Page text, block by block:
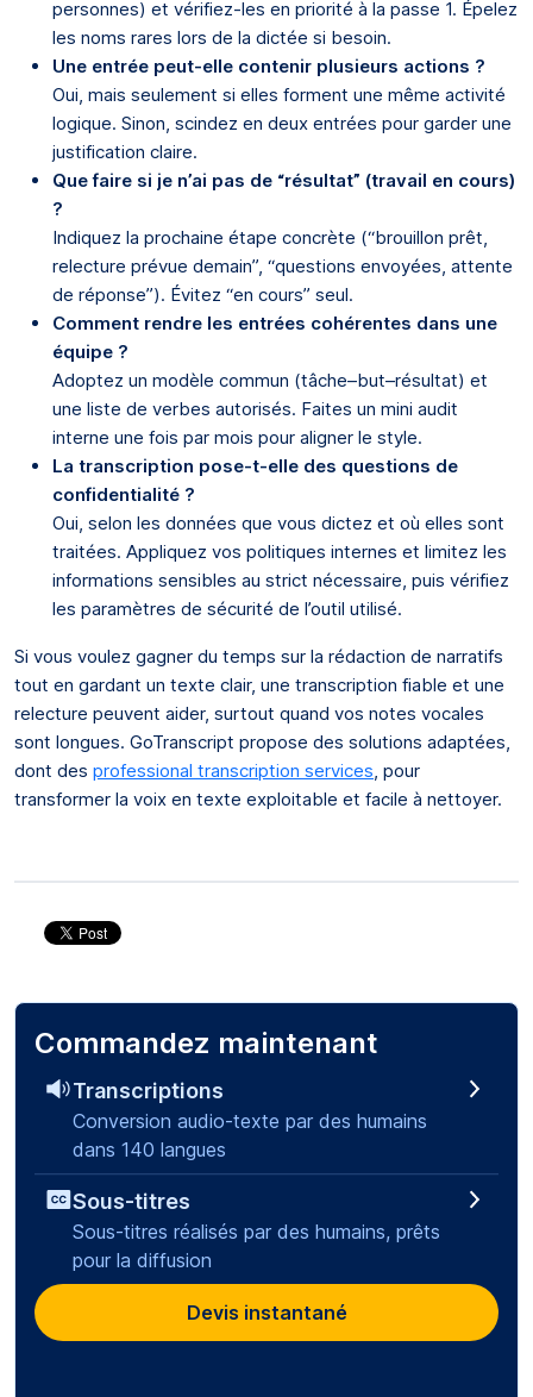
personnes) et vérifiez-les en priorité à la passe 1. Épelez
les noms rares lors de la dictée si besoin.
Une entrée peut-elle contenir plusieurs actions ?
Oui, mais seulement si elles forment une même activité
logique. Sinon, scindez en deux entrées pour garder une
justification claire.
Que faire si je n’ai pas de “résultat” (travail en cours)
?
Indiquez la prochaine étape concrète (“brouillon prêt,
relecture prévue demain”, “questions envoyées, attente
de réponse”). Évitez “en cours” seul.
Comment rendre les entrées cohérentes dans une
équipe ?
Adoptez un modèle commun (tâche–but–résultat) et
une liste de verbes autorisés. Faites un mini audit
interne une fois par mois pour aligner le style.
La transcription pose-t-elle des questions de
confidentialité ?
Oui, selon les données que vous dictez et où elles sont
traitées. Appliquez vos politiques internes et limitez les
informations sensibles au strict nécessaire, puis vérifiez
les paramètres de sécurité de l’outil utilisé.
Si vous voulez gagner du temps sur la rédaction de narratifs
tout en gardant un texte clair, une transcription fiable et une
relecture peuvent aider, surtout quand vos notes vocales
sont longues. GoTranscript propose des solutions adaptées,
dont des professional transcription services , pour
transformer la voix en texte exploitable et facile à nettoyer.
Commandez maintenant
Transcriptions
Conversion audio-texte par des humains
dans 140 langues
Sous-titres
Sous-titres réalisés par des humains, prêts
pour la diffusion
Devis instantané